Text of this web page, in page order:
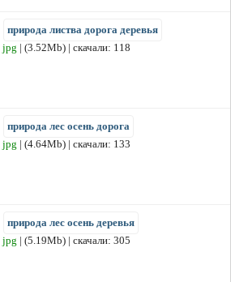
природа листва дорога деревья
jpg | (3.52Mb) | скачали: 118
природа лес осень дорога
jpg | (4.64Mb) | скачали: 133
природа лес осень деревья
jpg | (5.19Mb) | скачали: 305